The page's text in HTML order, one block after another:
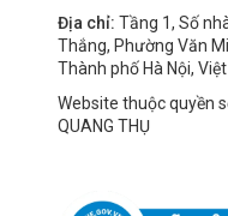
Địa chỉ: Tầng 1, Số
Thắng, Phường Văn
Thành phố Hà Nội,
Website thuộc quyền
QUANG THỤ